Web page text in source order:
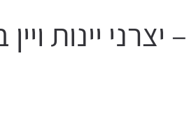
יינות